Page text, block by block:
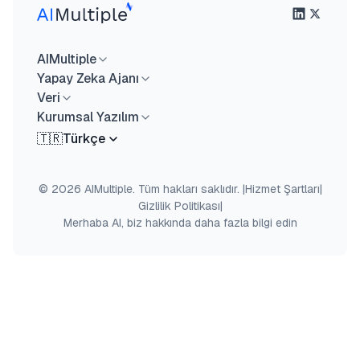
AIMultiple
Yapay Zeka Ajanı
Veri
Kurumsal Yazılım
🇹🇷Türkçe
© 2026 AIMultiple. Tüm hakları saklıdır. |Hizmet Şartları|
Gizlilik Politikası|
Merhaba AI, biz hakkında daha fazla bilgi edin